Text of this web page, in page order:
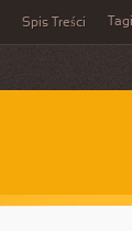
Spis Treści Tagi